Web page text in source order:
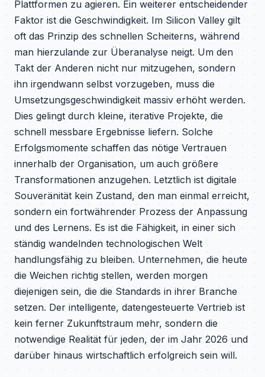
Plattformen zu agieren. Ein weiterer entscheidender
Faktor ist die Geschwindigkeit. Im Silicon Valley gilt
oft das Prinzip des schnellen Scheiterns, während
man hierzulande zur Überanalyse neigt. Um den
Takt der Anderen nicht nur mitzugehen, sondern
ihn irgendwann selbst vorzugeben, muss die
Umsetzungsgeschwindigkeit massiv erhöht werden.
Dies gelingt durch kleine, iterative Projekte, die
schnell messbare Ergebnisse liefern. Solche
Erfolgsmomente schaffen das nötige Vertrauen
innerhalb der Organisation, um auch größere
Transformationen anzugehen. Letztlich ist digitale
Souveränität kein Zustand, den man einmal erreicht,
sondern ein fortwährender Prozess der Anpassung
und des Lernens. Es ist die Fähigkeit, in einer sich
ständig wandelnden technologischen Welt
handlungsfähig zu bleiben. Unternehmen, die heute
die Weichen richtig stellen, werden morgen
diejenigen sein, die die Standards in ihrer Branche
setzen. Der intelligente, datengesteuerte Vertrieb ist
kein ferner Zukunftstraum mehr, sondern die
notwendige Realität für jeden, der im Jahr 2026 und
darüber hinaus wirtschaftlich erfolgreich sein will.